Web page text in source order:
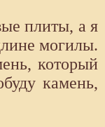
плиты, а я
могилы.
который
камень,